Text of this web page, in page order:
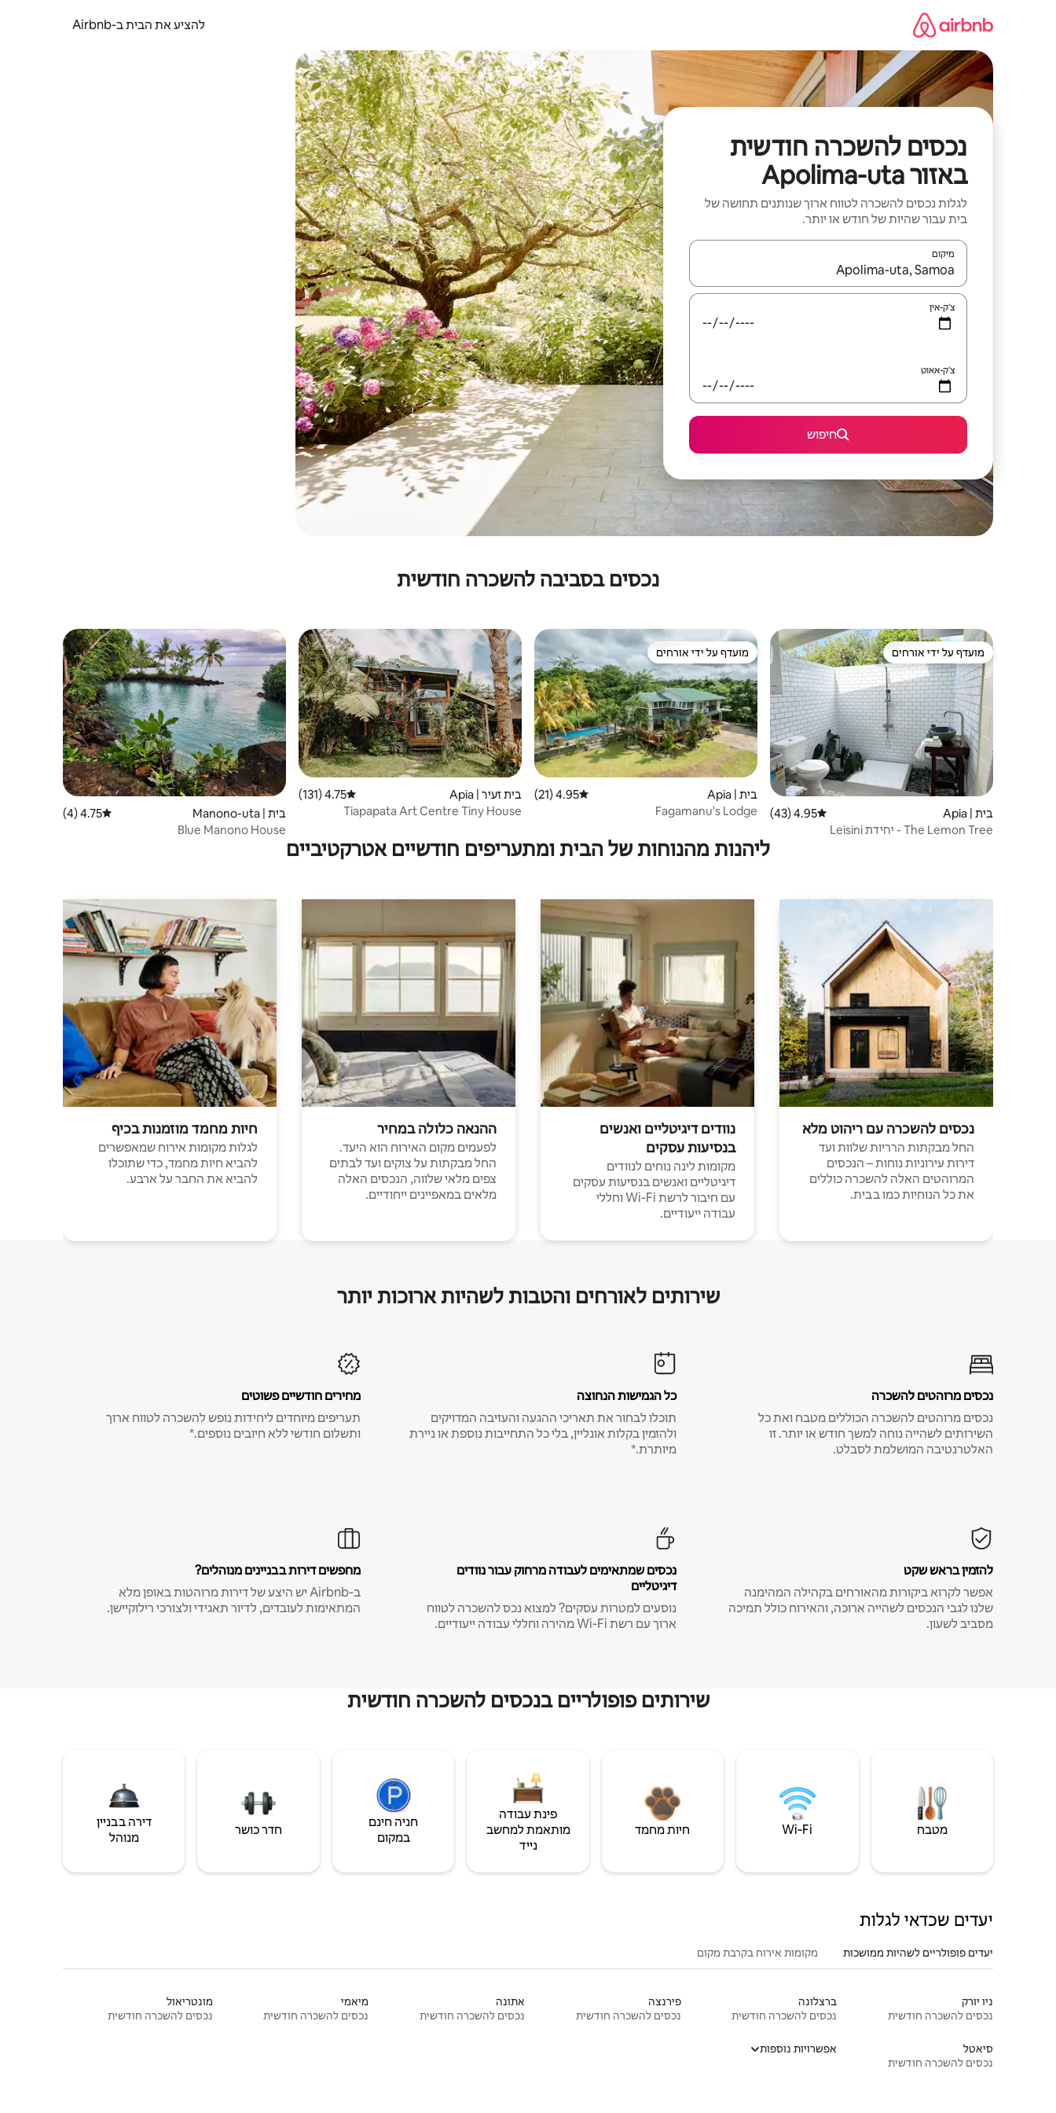
להציע את הבית ב-Airbnb
נכסים להשכרה חודשית
באזור Apolima-uta
לגלות נכסים להשכרה לטווח ארוך שנותנים תחושה של
בית עבור שהיות של חודש או יותר.
מיקום
כאשר התוצאות יהיו זמינות, יש לנווט עם מקשי החיצים למעלה ולמטה או לעיין בעזרת תנועות מגע או החלקה.
צ'ק-אין
צ'ק-אאוט
חיפוש
נכסים בסביבה להשכרה חודשית
מועדף על ידי אורחים
מועדף על ידי אורחים
בית | Apia דירוג ממוצע של 4.95 מתוך 5, 43 ביקורות
4.95 (43)
The Lemon Tree - יחידת Leisini
מועדף על ידי אורחים
מועדף על ידי אורחים
בית | Apia דירוג ממוצע של 4.95 מתוך 5, 21 ביקורות
4.95 (21)
Fagamanu's Lodge
בית זעיר | Apia דירוג ממוצע של 4.75 מתוך 5, 131 ביקורות
4.75 (131)
Tiapapata Art Centre Tiny House
בית | Manono-uta דירוג ממוצע של 4.75 מתוך 5, 4 ביקורות
4.75 (4)
Blue Manono House
ליהנות מהנוחות של הבית ומתעריפים חודשיים אטרקטיביים
נכסים להשכרה עם ריהוט מלא
החל מבקתות הרריות שלוות ועד
דירות עירוניות נוחות – הנכסים
המרוהטים האלה להשכרה כוללים
את כל הנוחיות כמו בבית.
נוודים דיגיטליים ואנשים
בנסיעות עסקים
מקומות לינה נוחים לנוודים
דיגיטליים ואנשים בנסיעות עסקים
עם חיבור לרשת Wi-Fi וחללי
עבודה ייעודיים.
ההנאה כלולה במחיר
לפעמים מקום האירוח הוא היעד.
החל מבקתות על צוקים ועד לבתים
צפים מלאי שלווה, הנכסים האלה
מלאים במאפיינים ייחודיים.
חיות מחמד מוזמנות בכיף
לגלות מקומות אירוח שמאפשרים
להביא חיות מחמד, כדי שתוכלו
להביא את החבר על ארבע.
שירותים לאורחים והטבות לשהיות ארוכות יותר
נכסים מרוהטים להשכרה
נכסים מרוהטים להשכרה הכוללים מטבח ואת כל
השירותים לשהייה נוחה למשך חודש או יותר. זו
האלטרנטיבה המושלמת לסבלט.
כל הגמישות הנחוצה
תוכלו לבחור את תאריכי ההגעה והעזיבה המדויקים
ולהזמין בקלות אונליין, בלי כל התחייבות נוספת או ניירת
מיותרת.*
מחירים חודשיים פשוטים
תעריפים מיוחדים ליחידות נופש להשכרה לטווח ארוך
ותשלום חודשי ללא חיובים נוספים.*
להזמין בראש שקט
אפשר לקרוא ביקורות מהאורחים בקהילה המהימנה
שלנו לגבי הנכסים לשהייה ארוכה, והאירוח כולל תמיכה
מסביב לשעון.
נכסים שמתאימים לעבודה מרחוק עבור נוודים
דיגיטליים
נוסעים למטרות עסקים? למצוא נכס להשכרה לטווח
ארוך עם רשת Wi-Fi מהירה וחללי עבודה ייעודיים.
מחפשים דירות בבניינים מנוהלים?
ב-Airbnb יש היצע של דירות מרוהטות באופן מלא
המתאימות לעובדים, לדיור תאגידי ולצורכי רילוקיישן.
שירותים פופולריים בנכסים להשכרה חודשית
מטבח Wi‑Fi חיות מחמד
פינת עבודה
מותאמת למחשב
נייד
חניה חינם
במקום
חדר כושר
דירה בבניין
מנוהל
יעדים שכדאי לגלות
יעדים פופולריים לשהיות ממושכות מקומות אירוח בקרבת מקום
ניו יורק
נכסים להשכרה חודשית
ברצלונה
נכסים להשכרה חודשית
פירנצה
נכסים להשכרה חודשית
אתונה
נכסים להשכרה חודשית
מיאמי
נכסים להשכרה חודשית
מונטריאול
נכסים להשכרה חודשית
סיאטל
נכסים להשכרה חודשית
אפשרויות נוספות